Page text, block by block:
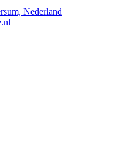
Nederland